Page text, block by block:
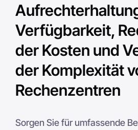
Verfügbarkeit,
der Kosten und
der Komplexität
Rechenzentren
Sorgen Sie für umfassende